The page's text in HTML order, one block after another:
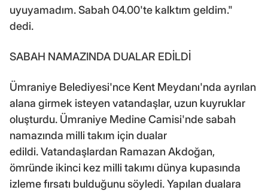
uyuyamadım. Sabah 04.00'te kalktım geldim."
dedi.
SABAH NAMAZINDA DUALAR EDİLDİ
Ümraniye Belediyesi'nce Kent Meydanı'nda ayrılan
alana girmek isteyen vatandaşlar, uzun kuyruklar
oluşturdu. Ümraniye Medine Camisi'nde sabah
namazında milli takım için dualar
edildi. Vatandaşlardan Ramazan Akdoğan,
ömründe ikinci kez milli takımı dünya kupasında
izleme fırsatı bulduğunu söyledi. Yapılan dualara